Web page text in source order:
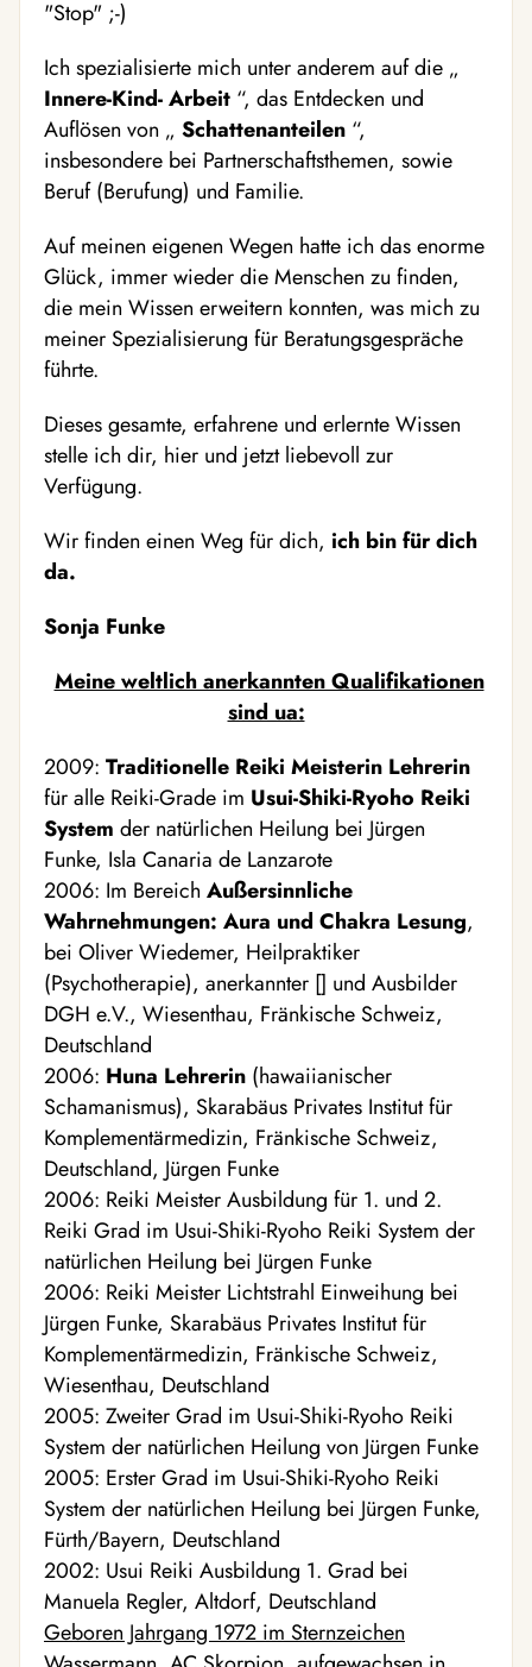
"Stop" ;-)
Ich spezialisierte mich unter anderem auf die „
Innere-Kind-Arbeit “, das Entdecken und
Auflösen von „ Schattenanteilen “,
insbesondere bei Partnerschaftsthemen, sowie
Beruf (Berufung) und Familie.
Auf meinen eigenen Wegen hatte ich das enorme
Glück, immer wieder die Menschen zu finden,
die mein Wissen erweitern konnten, was mich zu
meiner Spezialisierung für Beratungsgespräche
führte.
Dieses gesamte, erfahrene und erlernte Wissen
stelle ich dir, hier und jetzt liebevoll zur
Verfügung.
Wir finden einen Weg für dich, ich bin für dich
da.
Sonja Funke
Meine weltlich anerkannten Qualifikationen
sind ua:
2009: Traditionelle Reiki Meisterin Lehrerin
für alle Reiki-Grade im Usui-Shiki-Ryoho Reiki
System der natürlichen Heilung bei Jürgen
Funke, Isla Canaria de Lanzarote
2006: Im Bereich Außersinnliche
Wahrnehmungen: Aura und Chakra Lesung,
bei Oliver Wiedemer, Heilpraktiker
(Psychotherapie), anerkannter [] und Ausbilder
DGH e.V., Wiesenthau, Fränkische Schweiz,
Deutschland
2006: Huna Lehrerin (hawaiianischer
Schamanismus), Skarabäus Privates Institut für
Komplementärmedizin, Fränkische Schweiz,
Deutschland, Jürgen Funke
2006: Reiki Meister Ausbildung für 1. und 2.
Reiki Grad im Usui-Shiki-Ryoho Reiki System der
natürlichen Heilung bei Jürgen Funke
2006: Reiki Meister Lichtstrahl Einweihung bei
Jürgen Funke, Skarabäus Privates Institut für
Komplementärmedizin, Fränkische Schweiz,
Wiesenthau, Deutschland
2005: Zweiter Grad im Usui-Shiki-Ryoho Reiki
System der natürlichen Heilung von Jürgen Funke
2005: Erster Grad im Usui-Shiki-Ryoho Reiki
System der natürlichen Heilung bei Jürgen Funke,
Fürth/Bayern, Deutschland
2002: Usui Reiki Ausbildung 1. Grad bei
Manuela Regler, Altdorf, Deutschland
Geboren Jahrgang 1972 im Sternzeichen